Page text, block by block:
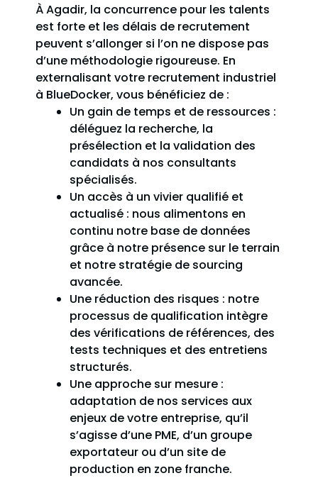
À Agadir, la concurrence pour les talents
est forte et les délais de recrutement
peuvent s’allonger si l’on ne dispose pas
d’une méthodologie rigoureuse. En
externalisant votre recrutement industriel
à BlueDocker, vous bénéficiez de :
Un gain de temps et de ressources :
déléguez la recherche, la
présélection et la validation des
candidats à nos consultants
spécialisés.
Un accès à un vivier qualifié et
actualisé : nous alimentons en
continu notre base de données
grâce à notre présence sur le terrain
et notre stratégie de sourcing
avancée.
Une réduction des risques : notre
processus de qualification intègre
des vérifications de références, des
tests techniques et des entretiens
structurés.
Une approche sur mesure :
adaptation de nos services aux
enjeux de votre entreprise, qu’il
s’agisse d’une PME, d’un groupe
exportateur ou d’un site de
production en zone franche.